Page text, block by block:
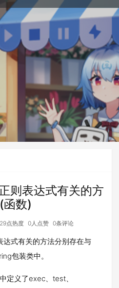
则表达式有关的方
函数)
点热度 0人点赞 0条评论
式有关的方法分别存在与
包装类中。
定义了exec、test、